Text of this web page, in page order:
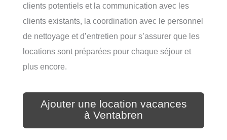
clients potentiels et la communication avec les
clients existants, la coordination avec le personnel
de nettoyage et d’entretien pour s’assurer que les
locations sont préparées pour chaque séjour et
plus encore.
Ajouter une location vacances
à Ventabren